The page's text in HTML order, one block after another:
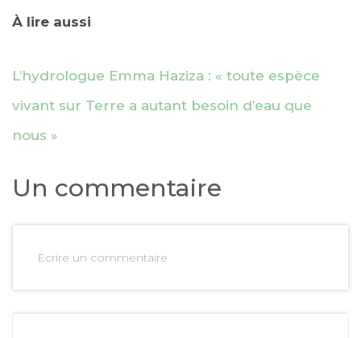
À lire aussi
L’hydrologue Emma Haziza : « toute espèce
vivant sur Terre a autant besoin d’eau que
nous »
Un commentaire
Ecrire un commentaire